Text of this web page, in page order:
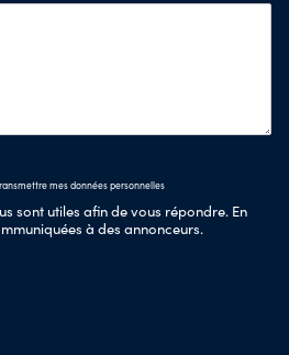
mes données personnelles
sont utiles afin de vous répondre. En
à des annonceurs.